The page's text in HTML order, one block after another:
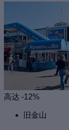
高达 -12%
旧金山